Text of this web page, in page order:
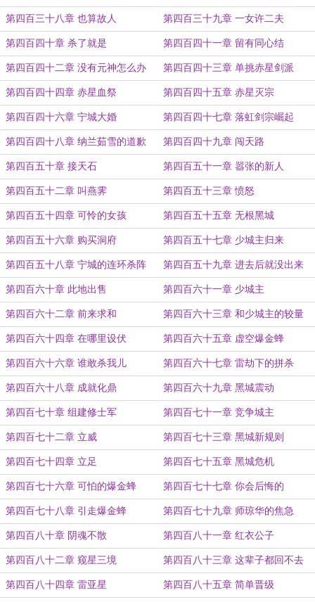
第四百三十八章 也算故人 第四百三十九章 一女许二夫
第四百四十章 杀了就是 第四百四十一章 留有同心结
第四百四十二章 没有元神怎么办 第四百四十三章 单挑赤星剑派
第四百四十四章 赤星血祭 第四百四十五章 赤星灭宗
第四百四十六章 宁城大婚 第四百四十七章 落虹剑宗崛起
第四百四十八章 纳兰茹雪的道歉 第四百四十九章 闯天路
第四百五十章 接天石 第四百五十一章 嚣张的新人
第四百五十二章 叫燕霁 第四百五十三章 愤怒
第四百五十四章 可怜的女孩 第四百五十五章 无根黑城
第四百五十六章 购买洞府 第四百五十七章 少城主归来
第四百五十八章 宁城的连环杀阵 第四百五十九章 进去后就没出来
第四百六十章 此地出售 第四百六十一章 少城主
第四百六十二章 前来求和 第四百六十三章 和少城主的较量
第四百六十四章 在哪里设伏 第四百六十五章 虚空爆金蜂
第四百六十六章 谁敢杀我儿 第四百六十七章 雷劫下的拼杀
第四百六十八章 成就化鼎 第四百六十九章 黑城震动
第四百七十章 组建修士军 第四百七十一章 竞争城主
第四百七十二章 立威 第四百七十三章 黑城新规则
第四百七十四章 立足 第四百七十五章 黑城危机
第四百七十六章 可怕的爆金蜂 第四百七十七章 你会后悔的
第四百七十八章 引走爆金蜂 第四百七十九章 师琼华的焦急
第四百八十章 阴魂不散 第四百八十一章 红衣公子
第四百八十二章 窥星三境 第四百八十三章 这辈子都回不去
第四百八十四章 雷亚星 第四百八十五章 简单晋级